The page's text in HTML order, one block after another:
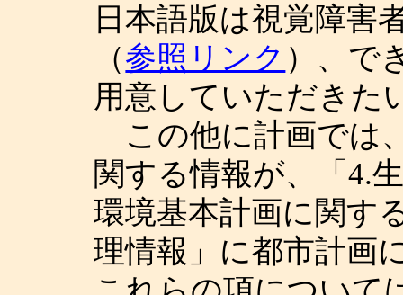
日本語版は視覚障害
（参照リンク ）、で
用意していただきた
この他に計画では
関する情報が、「4.
環境基本計画に関す
理情報」に都市計画